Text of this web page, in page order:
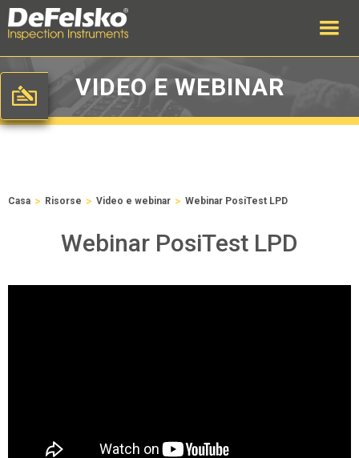
VIDEO E WEBINAR
Casa > Risorse > Video e webinar > Webinar PosiTest LPD
Webinar PosiTest LPD